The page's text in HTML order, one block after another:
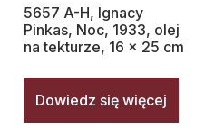
5657 A-H, Ignacy
Pinkas, Noc, 1933, olej
na tekturze, 16 x 25 cm
Dowiedz się więcej